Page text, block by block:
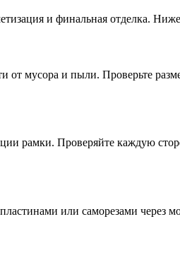
и финальная отделка.
от мусора и пыли. Проверьте
рамки. Проверяйте каждую
или саморезами через